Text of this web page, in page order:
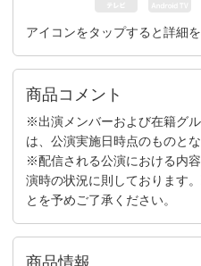
アイコンをタップすると詳細を
商品コメント
※出演メンバーおよび在籍グ
は、公演実施日時点のものとな
※配信される公演における内
演時の状況に則しております
とを予めご了承ください。
商品情報